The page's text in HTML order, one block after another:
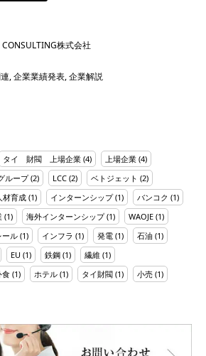
CONSULTING株式会社
,企業業績発表,企業解説
タイ 財閥 上場企業 (4) 上場企業 (4)
ループ(2) LCC (2) ベトジェット (2)
材育成 (1) インターンシップ(1) バンコク (1)
(1) 海外インターンシップ(1) WAOJE (1)
ール (1) インフラ (1) 発電 (1) 石油 (1)
EU (1) 鉄鋼 (1) 繊維 (1)
食 (1) ホテル (1) タイ財閥 (1) 小売 (1)